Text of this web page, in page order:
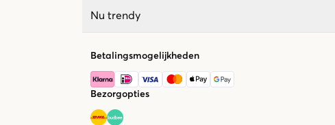
Nu trendy
Betalingsmogelijkheden
Bezorgopties